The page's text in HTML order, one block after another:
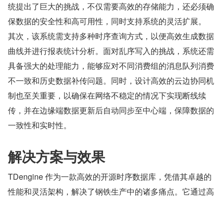
统提出了巨大的挑战，不仅需要高效的存储能力，还必须确
保数据的安全性和高可用性，同时支持系统的灵活扩展。
其次，该系统需支持多种时序查询方式，以便高效生成数据
曲线并进行报表统计分析。面对乱序写入的挑战，系统还需
具备强大的处理能力，能够应对不同消费组的消息队列消费
不一致和历史数据补传问题。同时，设计高效的云边协同机
制也至关重要，以确保在网络不稳定的情况下实现断线续
传，并在边缘端数据更新后自动同步至中心端，保障数据的
一致性和实时性。
解决方案与效果
TDengine 作为一款高效的开源时序数据库，凭借其卓越的
性能和灵活架构，解决了钢铁生产中的诸多痛点。它通过高